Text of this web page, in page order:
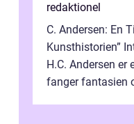
redaktionel
C. Andersen: En
Kunsthistorien”
H.C. Andersen
fanger fantasien